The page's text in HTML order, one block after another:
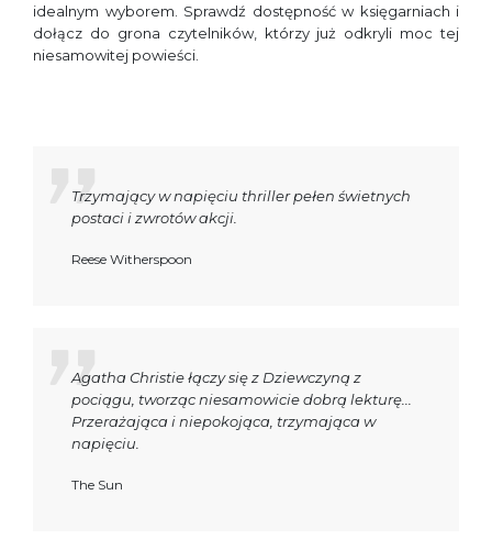
idealnym wyborem. Sprawdź dostępność w księgarniach i
dołącz do grona czytelników, którzy już odkryli moc tej
niesamowitej powieści.
Trzymający w napięciu thriller pełen świetnych
postaci i zwrotów akcji.
Reese Witherspoon
Agatha Christie łączy się z Dziewczyną z
pociągu, tworząc niesamowicie dobrą lekturę...
Przerażająca i niepokojąca, trzymająca w
napięciu.
The Sun